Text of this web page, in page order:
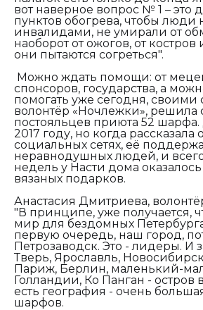
вот наверное вопрос № 1 – это
пунктов обогрева, чтобы люди
инвалидами, не умирали от
наоборот от ожогов, от костров
они пытаются согреться".
Можно ждать помощи: от
спонсоров, государства, а
помогать уже сегодня, своими
волонтёр «Ночлежки», решила
постояльцев приюта 52 шарфа.
2017 году, но когда рассказала
социальных сетях, её
неравнодушных людей, и
недель у Насти дома
вязаных подарков.
Анастасия Дмитриева,
"В принципе, уже получается,
мир для бездомных
первую очередь, наш город,
Петрозаводск. Это - лидеры. И
Тверь, Ярославль,
Париж, Берлин, маленький-
Голландии, Ко Панган - остров
есть география - очень
шарфов.